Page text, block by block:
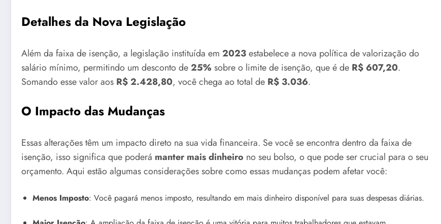
Detalhes da Nova Legislação
Além da faixa de isenção, a legislação instituída em 2023estabelece a nova política de valorização do
salário mínimo, permitindo um desconto de25% sobre o limite de isenção, que é de R$ 607,20.
Somando esse valor aos R$ 2.428,80, você chega ao total de R$ 3.036.
O Impacto das Mudanças
Essas alterações têm um impacto direto na sua vida financeira. Se você se encontra dentro da faixa de
isenção, isso significa que poderá manter mais dinheiro no seu bolso, o que pode ser crucial para o seu
orçamento. Aqui estão algumas considerações sobre como essas mudanças podem afetar você:
Menos Imposto: Você pagará menos imposto, resultando em mais dinheiro disponível para suas despesas diárias.